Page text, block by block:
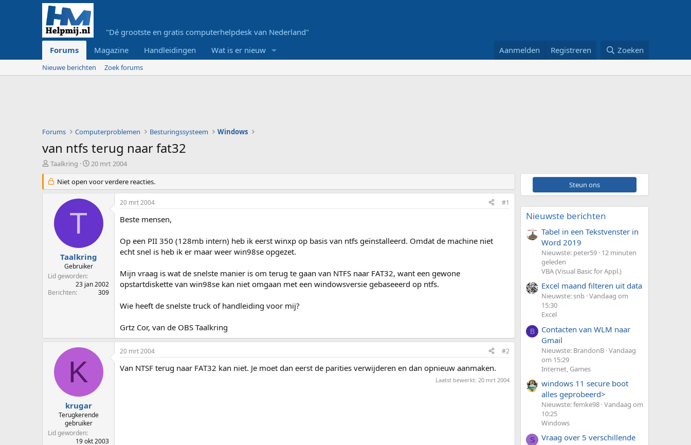
"Dé grootste en gratis computerhelpdesk van Nederland"
Forums
Magazine Handleidingen Wat is er nieuw Aanmelden Registreren Zoeken
Nieuwe berichten Zoek forums
Forums Computerproblemen Besturingssysteem Windows
van ntfs terug naar fat32
O
d
e
r
e
Taalkring
S
a
r
t
m
20 mrt 2004
Niet open voor verdere reacties.
T
Taalkring
Gebruiker
Lid geworden
23 jan 2002
Berichten
309
20 mrt 2004 #1
Beste mensen,
Op een PII 350 (128mb intern) heb ik eerst winxp op basis van ntfs geïnstalleerd. Omdat de machine niet
echt snel is heb ik er maar weer win98se opgezet.
Mijn vraag is wat de snelste manier is om terug te gaan van NTFS naar FAT32, want een gewone
opstartdiskette van win98se kan niet omgaan met een windowsversie gebaseeerd op ntfs.
Wie heeft de snelste truck of handleiding voor mij?
Grtz Cor, van de OBS Taalkring
K
krugar
Terugkerende
gebruiker
Lid geworden
19 okt 2003
20 mrt 2004 #2
Van NTSF terug naar FAT32 kan niet. Je moet dan eerst de parities verwijderen en dan opnieuw aanmaken.
Laatst bewerkt: 20 mrt 2004
Steun ons
Nieuwste berichten
Tabel in een Tekstvenster in
Word 2019
Nieuwste: peter59 12 minuten
geleden
VBA (Visual Basic for Appl.)
Excel maand filteren uit data
Nieuwste: snb Vandaag om
15:30
Excel
B
Contacten van WLM naar
Gmail
Nieuwste: BrandonB Vandaag
om 15:29
Internet, Games
windows 11 secure boot
alles geprobeerd>
Nieuwste: femke98 Vandaag om
10:25
Windows
S
Vraag over 5 verschillende